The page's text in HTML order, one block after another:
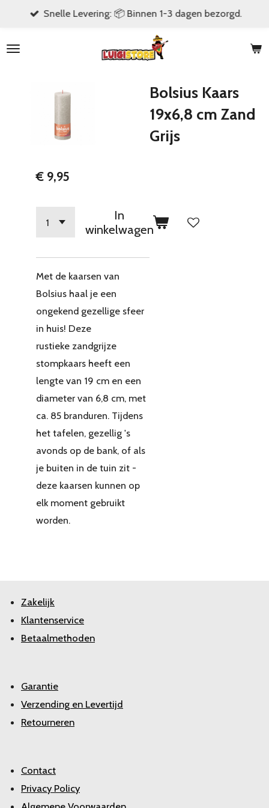
naar
Snelle Levering: 📦 Binnen 1-3 dagen bezorgd.
Bolsius Kaars
19x6,8 cm Zand
Grijs
€ 9,95
In
winkelwagen
Met de kaarsen van
Bolsius haal je een
ongekend gezellige sfeer
in huis! Deze
rustieke zandgrijze
stompkaars heeft een
lengte van 19 cm en een
diameter van 6,8 cm, met
ca. 85 branduren. Tijdens
het tafelen, gezellig 's
avonds op de bank, of als
je buiten in de tuin zit -
deze kaarsen kunnen op
elk moment gebruikt
worden.
Zakelijk
Klantenservice
Betaalmethoden
Garantie
Verzending en Levertijd
Retourneren
Contact
Privacy Policy